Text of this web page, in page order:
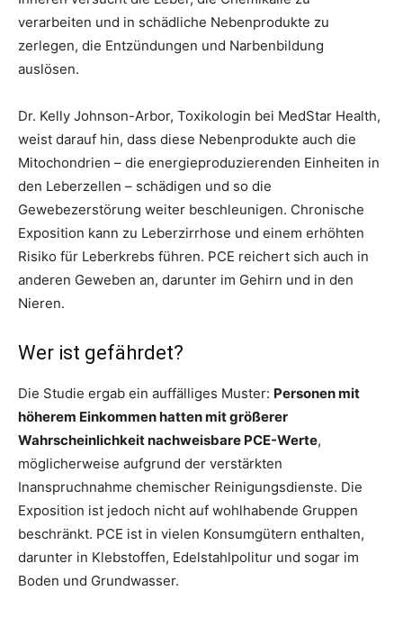
verarbeiten und in schädliche Nebenprodukte zu
zerlegen, die Entzündungen und Narbenbildung
auslösen.
Dr. Kelly Johnson-Arbor, Toxikologin bei MedStar Health,
weist darauf hin, dass diese Nebenprodukte auch die
Mitochondrien – die energieproduzierenden Einheiten in
den Leberzellen – schädigen und so die
Gewebezerstörung weiter beschleunigen. Chronische
Exposition kann zu Leberzirrhose und einem erhöhten
Risiko für Leberkrebs führen. PCE reichert sich auch in
anderen Geweben an, darunter im Gehirn und in den
Nieren.
Wer ist gefährdet?
Die Studie ergab ein auffälliges Muster: Personen mit
höherem Einkommen hatten mit größerer
Wahrscheinlichkeit nachweisbare PCE-Werte,
möglicherweise aufgrund der verstärkten
Inanspruchnahme chemischer Reinigungsdienste. Die
Exposition ist jedoch nicht auf wohlhabende Gruppen
beschränkt. PCE ist in vielen Konsumgütern enthalten,
darunter in Klebstoffen, Edelstahlpolitur und sogar im
Boden und Grundwasser.